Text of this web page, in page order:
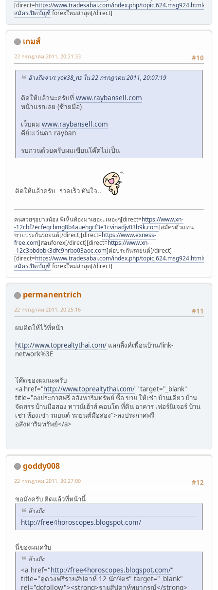
[direct=https://www.tradesabai.com/index.php/
สมัครเปิดบัญชีforexใหม่ล่าสุด[/direct]
เกมส์
#10
22 กรกฎาคม 2011, 20:21:33
อ้างถึงจาก: yok38_ns ใน 22 กรกฎาคม 2011, 20:07:19
ติดให้แล้วนะครับที่ www.raybansell.com
หน้าแรกเลย (ซ้ายมือ)
เว็บผม www.raybansell.com
คีย์:แว่นตา rayban
รบกวนด้วยครับผมเขียนโค๊ตไม่เป็น
ติดให้แล้วครับ รวดเร็ว ทันใจ..
คนสวยๆอย่างน้อง พี่เห็นท้องมาเยอะ..เหอะๆ[direct=https://www.xn-
-12cbf2ecfeqcbmg8b4auehgcf3e1cvinadjv03b9k.com]สมัครตัวแทน
ขายประกันรถยนต์[/direct][direct=https://www.exness-
free.com]สอนforex[/direct][direct=https://www.xn-
-12c3bbdobk3dfc9hrbo03aoc.com]ต่อประกันรถยนต์[/direct]
[direct=https://www.tradesabai.com/index.php/
สมัครเปิดบัญชีforexใหม่ล่าสุด[/direct]
permanentrich
#11
22 กรกฎาคม 2011, 20:25:16
ผมติดให้ไว้ที่หน้า
http://www.toprealtythai.com/ แลกลิ้งค์เพื่อนบ้าน/link-
network%3E
โค๊ดของผมนะครับ
<a href="http://www.toprealtythai.com/ " target="_blank"
title="ลงประกาศฟรี อสังหาริมทรัพย์ ซื้อ ขาย ให้เช่า บ้านเดี่ยว บ้าน
จัดสรร บ้านมือสอง ทาวน์เฮ้าส์ คอนโด ที่ดิน อาคาร เฟอร์นิเจอร์ บ้าน
เช่า ห้องเช่า รถยนต์ รถยนต์มือสอง">ลงประกาศฟรี
อสังหาริมทรัพย์</a>
goddy008
#12
22 กรกฎาคม 2011, 20:27:00
ขอมั่งครับ ติดแล้วที่หน้านี้
อ้างถึง
http://free4horoscopes.blogspot.com/
นี่ของผมครับ
อ้างถึง
<a href="http://free4horoscopes.blogspot.com/"
title="ดูดวงฟรีรายสัปดาห์ 12 นักษัตร" target="_blank"
rel="dofollow"><strong>รายสัปดาห์พยากรณ์</strong>